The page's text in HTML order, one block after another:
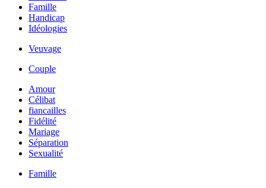
Famille
Handicap
Idéologies
Veuvage
Couple
Amour
Célibat
fiancailles
Fidélité
Mariage
Séparation
Sexualité
Famille